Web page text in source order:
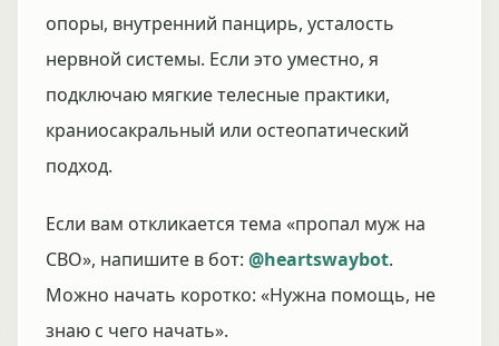
опоры, внутренний панцирь, усталость
нервной системы. Если это уместно, я
подключаю мягкие телесные практики,
краниосакральный или остеопатический
подход.
Если вам откликается тема «пропал муж на
СВО», напишите в бот: @heartswaybot.
Можно начать коротко: «Нужна помощь, не
знаю с чего начать».